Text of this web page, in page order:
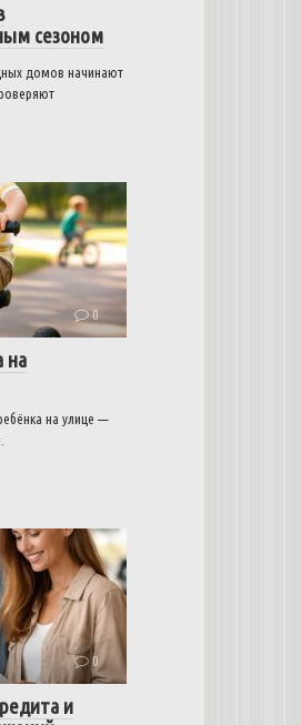
сезоном
домов начинают
0
на
на улице —
0
и